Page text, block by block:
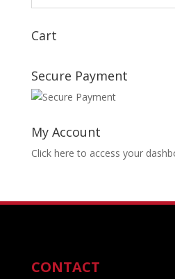
Cart
Secure Payment
My Account
Click here to access your
CONTACT